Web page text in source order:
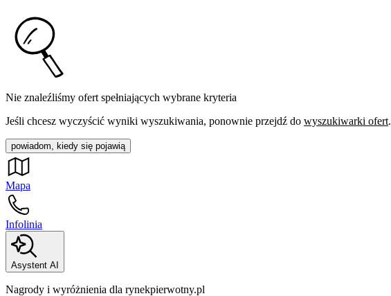
Nie znaleźliśmy ofert spełniających wybrane kryteria
Jeśli chcesz wyczyścić wyniki wyszukiwania, ponownie przejdź do wyszukiwarki ofert.
powiadom, kiedy się pojawią
Mapa
Infolinia
Asystent AI
Nagrody i wyróżnienia dla rynekpierwotny.pl